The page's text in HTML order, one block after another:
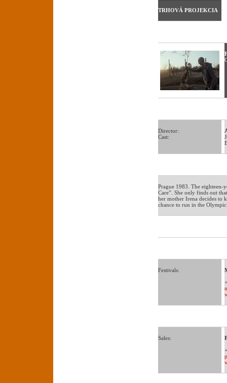
TRHOVÁ PROJEKCIA
Director:
Cast:
Prague 1983. The eighteen-
Care”. She only finds out
her mother Irena decides to
chance to run in the Olympic
Festivals:
Sales: